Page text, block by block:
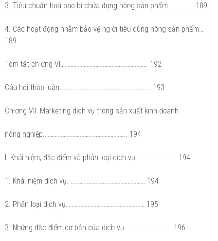
3. Tiêu chuẩn hoá bao bì chứa đựng nông sản phẩm…………….. 189
4. Các hoạt động nhằm bảo vệ ng-ời tiêu dùng nông sản phẩm…
189
Tóm tắt ch-ơng VI…………………………………………………… 192
Câu hỏi thảo luận…………………………………………………….. 193
Ch-ơng VII. Marketing dịch vụ trong sản xuất kinh doanh
nông nghiệp.……………………………………………….. 194
I. Khái niệm, đặc điểm và phân loại dịch vụ………………………. 194
1. Khái niệm dịch vụ. …………………………………………… 194
2. Phân loại dịch vụ……………………………………………… 195
3. Những đặc điểm cơ bản của dịch vụ………………………….. 196